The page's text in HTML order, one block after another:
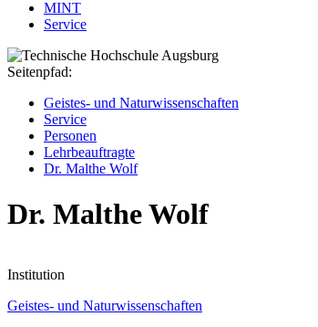
MINT
Service
Seitenpfad:
Geistes- und Naturwissenschaften
Service
Personen
Lehrbeauftragte
Dr. Malthe Wolf
Dr. Malthe Wolf
Institution
Geistes- und Naturwissenschaften